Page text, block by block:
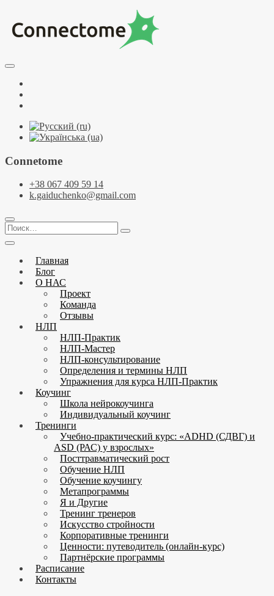
содержимому
Connectome
Курсы по НЛП и коучингу. НЛП-Практик. НЛП-Мастер.
Connetome
+38 067 409 59 14
k.gaiduchenko@gmail.com
Поиск…
Главная
Блог
О НАС
Проект
Команда
Отзывы
НЛП
НЛП-Практик
НЛП-Мастер
НЛП-консультирование
Определения и термины НЛП
Упражнения для курса НЛП-Практик
Коучинг
Школа нейрокоучинга
Индивидуальный коучинг
Тренинги
Учебно-практический курс: «ADHD (СДВГ) и
ASD (РАС) у взрослых»
Посттравматический рост
Обучение НЛП
Обучение коучингу
Метапрограммы
Я и Другие
Тренинг тренеров
Искусство стройности
Корпоративные тренинги
Ценности: путеводитель (онлайн-курс)
Партнёрские программы
Расписание
Контакты